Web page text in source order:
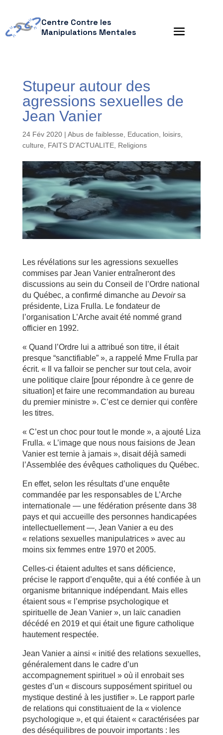
Centre Contre les
Manipulations Mentales
Stupeur autour des
agressions sexuelles de
Jean Vanier
24 Fév 2020| Abus de faiblesse
Education, loisirs,
culture
FAITS D'ACTUALITE, Religions
Les révélations sur les agressions sexuelles
commises par Jean Vanier entraîneront des
discussions au sein du Conseil de l’Ordre national
du Québec, a confirmé dimanche au Devoirsa
présidente, Liza Frulla. Le fondateur de
l’organisation L’Arche avait été nommé grand
officier en 1992.
« Quand l’Ordre lui a attribué son titre, il était
presque “sanctifiable” », a rappelé Mme Frulla par
écrit. « Il va falloir se pencher sur tout cela, avoir
une politique claire [pour répondre à ce genre de
situation] et faire une recommandation au bureau
du premier ministre ». C’est ce dernier qui confère
les titres.
« C’est un choc pour tout le monde », a ajouté Liza
Frulla. « L’image que nous nous faisions de Jean
Vanier est ternie à jamais », disait déjà samedi
l’Assemblée des évêques catholiques du Québec.
En effet, selon les résultats d’une enquête
commandée par les responsables de L’Arche
internationale — une fédération présente dans 38
pays et qui accueille des personnes handicapées
intellectuellement —, Jean Vanier a eu des
« relations sexuelles manipulatrices » avec au
moins six femmes entre 1970 et 2005.
Celles-ci étaient adultes et sans déficience,
précise le rapport d’enquête, qui a été confiée à un
organisme britannique indépendant. Mais elles
étaient sous « l’emprise psychologique et
spirituelle de Jean Vanier », un laïc canadien
décédé en 2019 et qui était une figure catholique
hautement respectée.
Jean Vanier a ainsi « initié des relations sexuelles,
généralement dans le cadre d’un
accompagnement spirituel » où il enrobait ses
gestes d’un « discours supposément spirituel ou
mystique destiné à les justifier ». Le rapport parle
de relations qui constituaient de la « violence
psychologique », et qui étaient « caractérisées par
des déséquilibres de pouvoir importants : les